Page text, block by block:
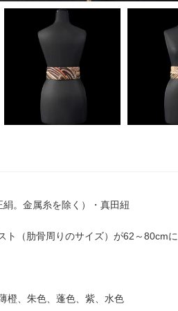
絹。金属糸を除く）・真田紐
ト（肋骨周りのサイズ）が62～80cm
橙、朱色、蓬色、紫、水色